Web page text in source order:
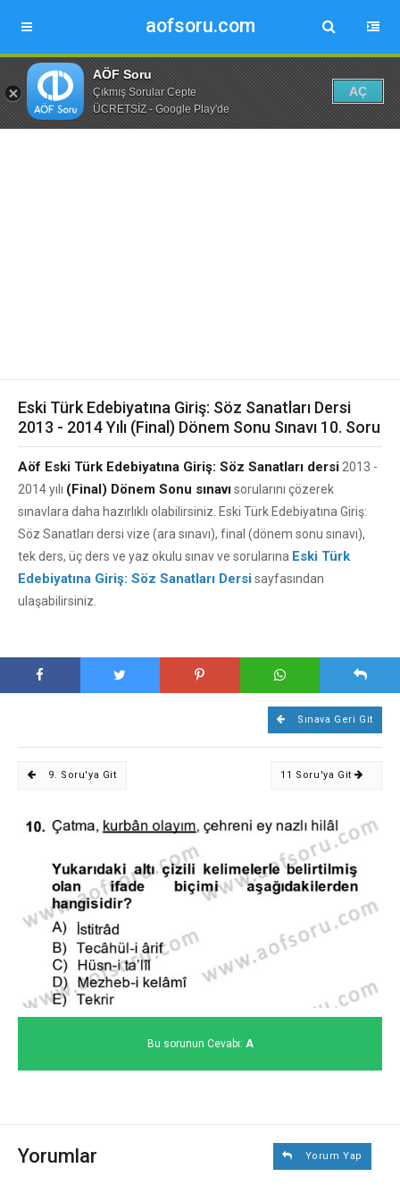
aofsoru.com
AÖF Soru
Çıkmış Sorular Cepte
ÜCRETSİZ - Google Play'de
AÇ
Eski Türk Edebiyatına Giriş: Söz Sanatları Dersi
2013 - 2014 Yılı (Final) Dönem Sonu Sınavı 10. Soru
Aöf Eski Türk Edebiyatına Giriş: Söz Sanatları dersi 2013 -
2014 yılı (Final) Dönem Sonu sınavısorularını çözerek
sınavlara daha hazırlıklı olabilirsiniz. Eski Türk Edebiyatına Giriş:
Söz Sanatları dersi vize (ara sınavı), final (dönem sonu sınavı),
tek ders, üç ders ve yaz okulu sınav ve sorularına Eski Türk
Edebiyatına Giriş: Söz Sanatları Dersisayfasından
ulaşabilirsiniz.
Sınava Geri Git
9. Soru'ya Git 11 Soru'ya Git
Bu sorunun Cevabı: A
Yorumlar Yorum Yap